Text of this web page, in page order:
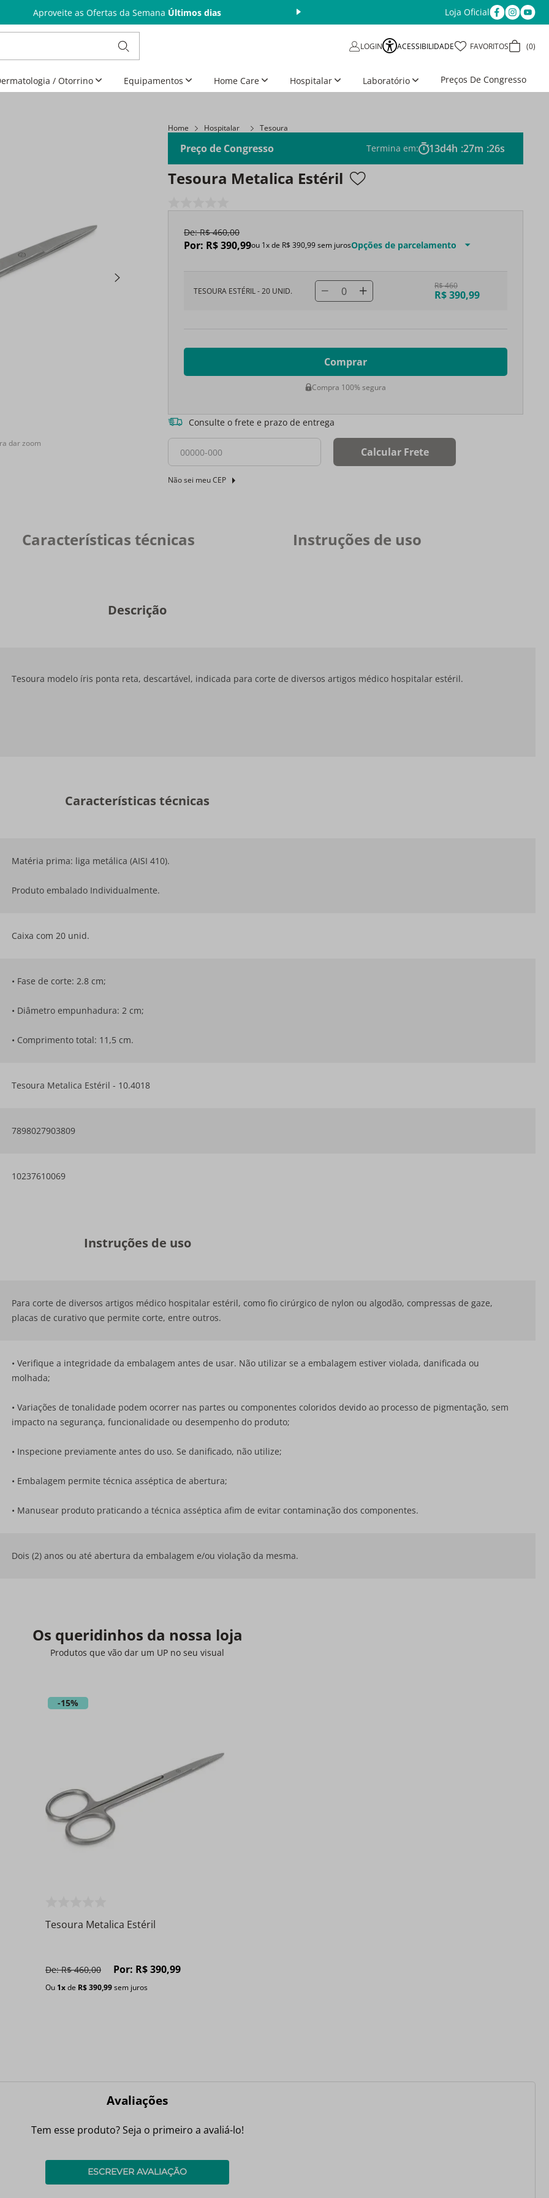
Aproveite as Ofertas da Semana Últimos dias Loja Oficial
LOGIN ACESSIBILIDADE FAVORITOS 0
/ Otorrino Equipamentos Home Care Hospitalar Laboratório Preços De Congresso
dar zoom
Home Hospitalar Tesoura
Preço de Congresso Termina em: 13d4h :27m :25s
Tesoura Metalica Estéril
De:R$ 460,00
Por: R$390,99ou 1x de R$ 390,99sem jurosOpções de parcelamento
TESOURA ESTÉRIL - 20 UNID. 0 R$ 460
R$ 390,99
Comprar
Compra 100% segura
Consulte o frete e prazo de entrega
Calcular Frete
Não sei meu CEP
Características técnicas Instruções de uso
Descrição
Tesoura modelo íris ponta reta, descartável, indicada para corte de diversos artigos médico hospitalar estéril.
Características técnicas
Matéria prima: liga metálica (AISI 410).
Produto embalado Individualmente.
Caixa com 20 unid.
• Fase de corte: 2.8 cm;
• Diâmetro empunhadura: 2 cm;
• Comprimento total: 11,5 cm.
Tesoura Metalica Estéril - 10.4018
7898027903809
10237610069
Instruções de uso
Para corte de diversos artigos médico hospitalar estéril, como fio cirúrgico de nylon ou algodão, compressas de gaze,
placas de curativo que permite corte, entre outros.
• Verifique a integridade da embalagem antes de usar. Não utilizar se a embalagem estiver violada, danificada ou
molhada;
• Variações de tonalidade podem ocorrer nas partes ou componentes coloridos devido ao processo de pigmentação, sem
impacto na segurança, funcionalidade ou desempenho do produto;
• Inspecione previamente antes do uso. Se danificado, não utilize;
• Embalagem permite técnica asséptica de abertura;
• Manusear produto praticando a técnica asséptica afim de evitar contaminação dos componentes.
Dois (2) anos ou até abertura da embalagem e/ou violação da mesma.
Os queridinhos da nossa loja
Produtos que vão dar um UP no seu visual
-15%
Tesoura Metalica Estéril
De:R$ 460,00 Por: R$390,99
Ou 1xde R$390,99sem juros
Avaliações
Tem esse produto? Seja o primeiro a avaliá-lo!
ESCREVER AVALIAÇÃO